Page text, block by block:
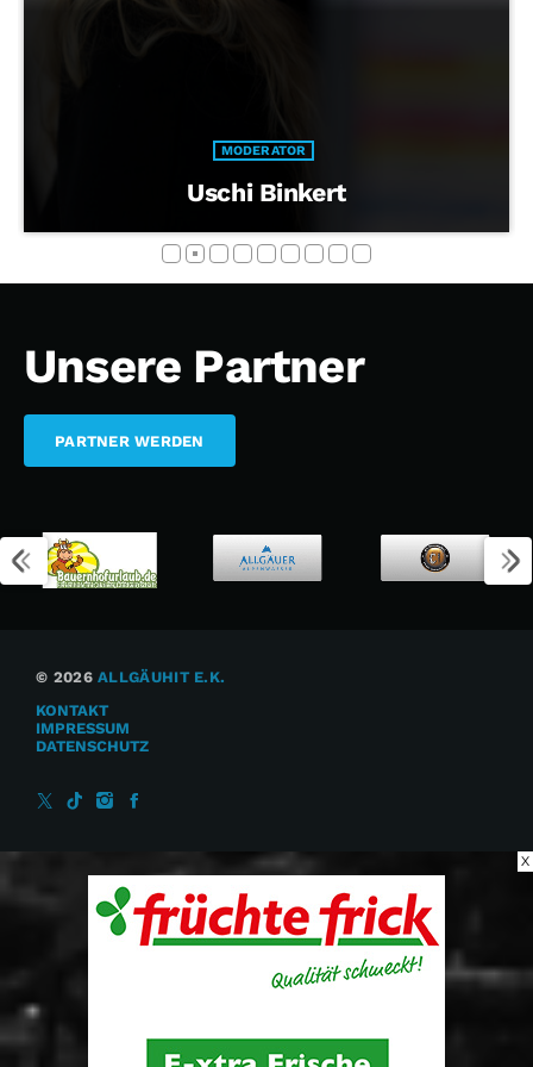
MODERATOR
Uschi Binkert
Unsere Partner
PARTNER WERDEN
© 2026ALLGÄUHIT E.K.
KONTAKT
IMPRESSUM
DATENSCHUTZ
X